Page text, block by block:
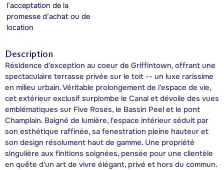
l’acceptation de la
promesse d’achat ou de
location
Description
Résidence d'exception au coeur de Griffintown, offrant une
spectaculaire terrasse privée sur le toit -- un luxe rarissime
en milieu urbain. Véritable prolongement de l'espace de vie,
cet extérieur exclusif surplombe le Canal et dévoile des vues
emblématiques sur Five Roses, le Bassin Peel et le pont
Champlain. Baigné de lumière, l'espace intérieur séduit par
son esthétique raffinée, sa fenestration pleine hauteur et
son design résolument haut de gamme. Une propriété
singulière aux finitions soignées, pensée pour une clientèle
en quête d'un art de vivre élégant, privé et hors du commun.